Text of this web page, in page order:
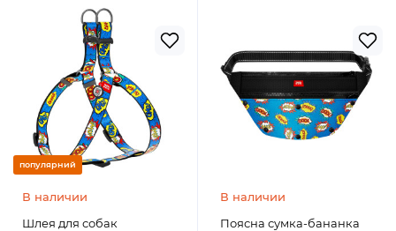
популярний
В наличии
Шлея для собак
В наличии
Поясна сумка-бананка